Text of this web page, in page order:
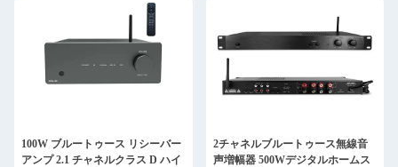
100W ブルートゥース リシーバー
アンプ 2.1 チャネルクラス D ハイ
2チャネルブルートゥース無線音
声増幅器 500Wデジタルホームス